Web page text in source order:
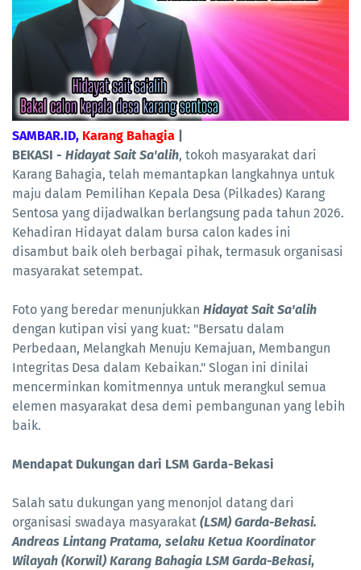
SAMBAR.ID, Karang Bahagia
BEKASI - Hidayat Sait Sa'alih, tokoh masyarakat dari
Karang Bahagia, telah memantapkan langkahnya untuk
maju dalam Pemilihan Kepala Desa (Pilkades) Karang
Sentosa yang dijadwalkan berlangsung pada tahun 2026.
Kehadiran Hidayat dalam bursa calon kades ini
disambut baik oleh berbagai pihak, termasuk organisasi
masyarakat setempat.
Foto yang beredar menunjukkan Hidayat Sait Sa'alih
dengan kutipan visi yang kuat: "Bersatu dalam
Perbedaan, Melangkah Menuju Kemajuan, Membangun
Integritas Desa dalam Kebaikan." Slogan ini dinilai
mencerminkan komitmennya untuk merangkul semua
elemen masyarakat desa demi pembangunan yang lebih
baik.
​Mendapat Dukungan dari LSM Garda-Bekasi
​Salah satu dukungan yang menonjol datang dari
organisasi swadaya masyarakat (LSM) Garda-Bekasi.
Andreas Lintang Pratama, selaku Ketua Koordinator
Wilayah (Korwil) Karang Bahagia LSM Garda-Bekasi,